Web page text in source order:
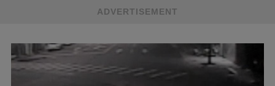
ADVERTISEMENT